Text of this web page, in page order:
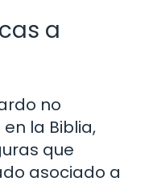
a
no
la Biblia,
que
asociado a